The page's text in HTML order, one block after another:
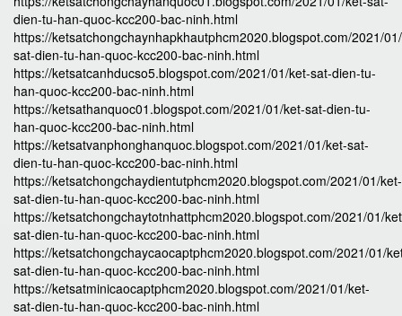
dien-tu-han-quoc-kcc200-bac-ninh.html
https://ketsatchongchaynhapkhautphcm2020.blogspot.com/2021/
sat-dien-tu-han-quoc-kcc200-bac-ninh.html
https://ketsatcanhducso5.blogspot.com/2021/01/ket-sat-dien-tu-
han-quoc-kcc200-bac-ninh.html
https://ketsathanquoc01.blogspot.com/2021/01/ket-sat-dien-tu-
han-quoc-kcc200-bac-ninh.html
https://ketsatvanphonghanquoc.blogspot.com/2021/01/ket-sat-
dien-tu-han-quoc-kcc200-bac-ninh.html
https://ketsatchongchaydientutphcm2020.blogspot.com/2021/01/ket-
sat-dien-tu-han-quoc-kcc200-bac-ninh.html
https://ketsatchongchaytotnhattphcm2020.blogspot.com/2021/01/
sat-dien-tu-han-quoc-kcc200-bac-ninh.html
https://ketsatchongchaycaocaptphcm2020.blogspot.com/2021/01/
sat-dien-tu-han-quoc-kcc200-bac-ninh.html
https://ketsatminicaocaptphcm2020.blogspot.com/2021/01/ket-
sat-dien-tu-han-quoc-kcc200-bac-ninh.html